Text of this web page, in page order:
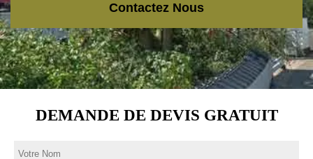
Contactez Nous
DEMANDE DE DEVIS GRATUIT